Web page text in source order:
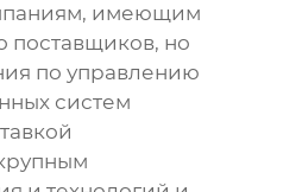
имеющим
но
по управлению
систем